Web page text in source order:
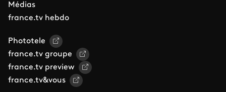
Médias
france.tv hebdo
Phototele
france.tv groupe
france.tv preview
france.tv&vous